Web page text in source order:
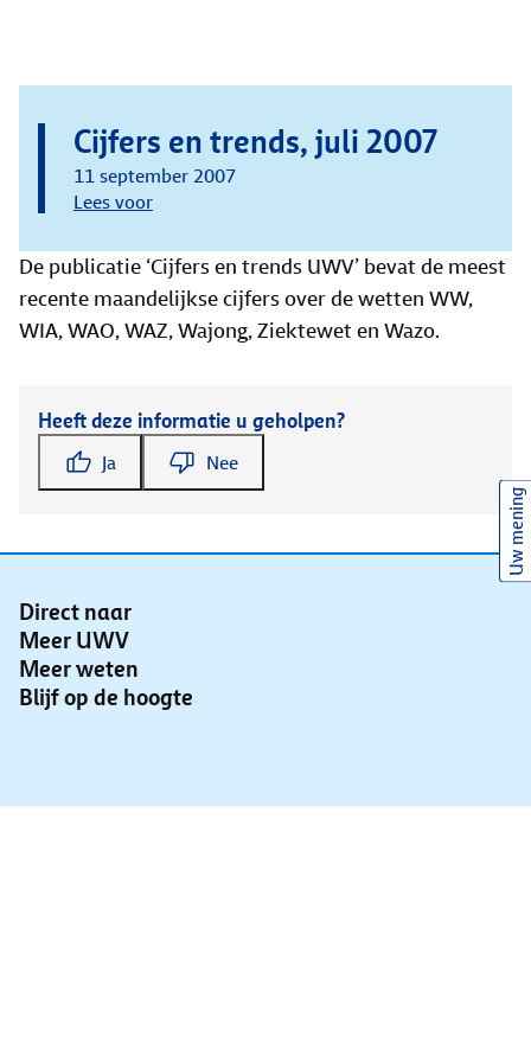
Cijfers en trends, juli 2007
11 september 2007
Lees voor
De publicatie ‘Cijfers en trends UWV’ bevat de meest
recente maandelijkse cijfers over de wetten WW,
WIA, WAO, WAZ, Wajong, Ziektewet en Wazo.
Heeft deze informatie u geholpen?
Ja Nee
Direct naar
Meer UWV
Meer weten
Blijf op de hoogte
Uw mening